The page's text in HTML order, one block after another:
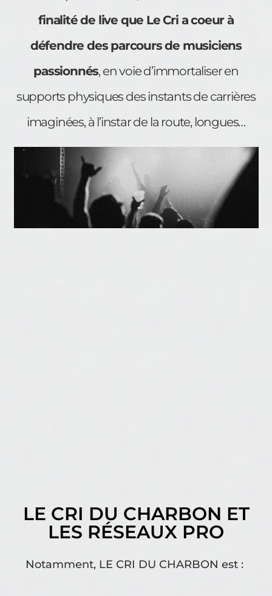
finalité de live que Le Cri a coeur à
défendre des parcours de musiciens
passionnés, en voie d’immortaliser en
supports physiques des instants de carrières
imaginées, à l’instar de la route, longues…
LE CRI DU CHARBON ET
LES RÉSEAUX PRO
Notamment, LE CRI DU CHARBON est :